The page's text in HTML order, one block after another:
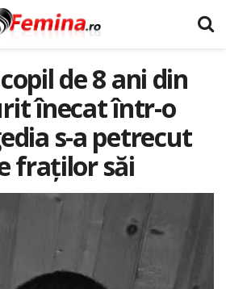
de 8 ani din
înecat într-o
s-a petrecut
fraților săi